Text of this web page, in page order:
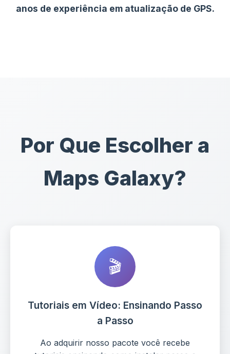
anos de experiência em atualização de GPS.
Por Que Escolher a
Maps Galaxy?
🎬
Tutoriais em Vídeo: Ensinando Passo
a Passo
Ao adquirir nosso pacote você recebe